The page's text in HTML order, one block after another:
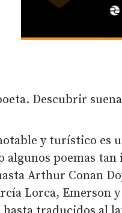
Descubrir
y turístico
poemas
Arthur Conan
Lorca, Emerson